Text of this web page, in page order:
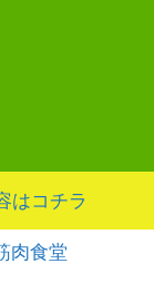
はコチラ
肉食堂